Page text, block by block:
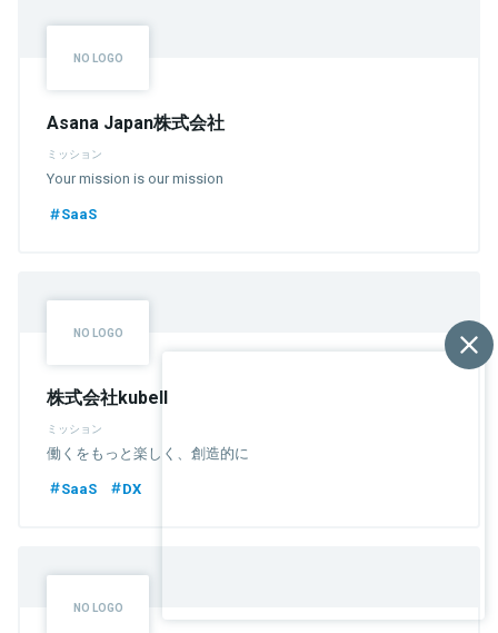
Asana Japan株式会社
ミッション
Your mission is our mission
SaaS
株式会社kubell
ミッション
働くをもっと楽しく、創造的に
SaaS
DX